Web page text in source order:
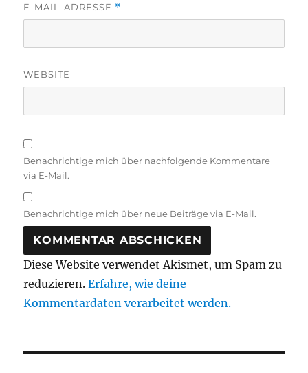
E-MAIL-ADRESSE *
WEBSITE
Benachrichtige mich über nachfolgende Kommentare
via E-Mail.
Benachrichtige mich über neue Beiträge via E-Mail.
Diese Website verwendet Akismet, um Spam zu
reduzieren.Erfahre, wie deine
Kommentardaten verarbeitet werden.